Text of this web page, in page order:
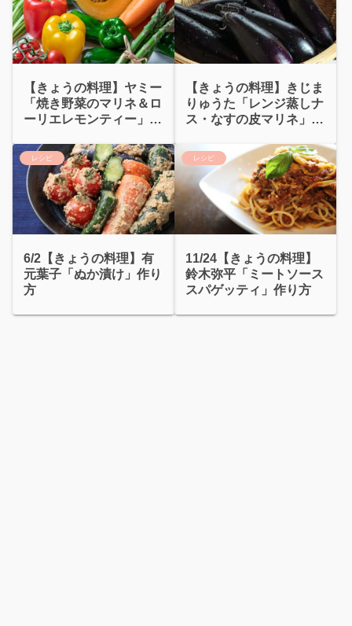
【きょうの料理】ヤミー
「焼き野菜のマリネ＆ロ
ーリエレモンティー」
【きょうの料理】きじま
りゅうた「レンジ蒸しナ
ス・なすの皮マリネ」｜
レシピ
6/2【きょうの料理】有
元葉子「ぬか漬け」作り
方
レシピ
11/24【きょうの料理】
鈴木弥平「ミートソース
スパゲッティ」作り方